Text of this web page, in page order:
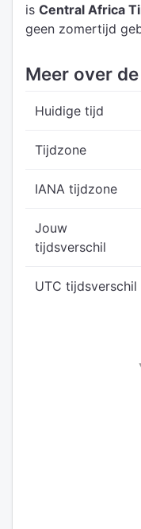
is Central Africa
geen zomertijd
Meer over
Huidige tijd
Tijdzone
IANA tijdzone
Jouw
tijdsverschil
UTC tijdsverschil